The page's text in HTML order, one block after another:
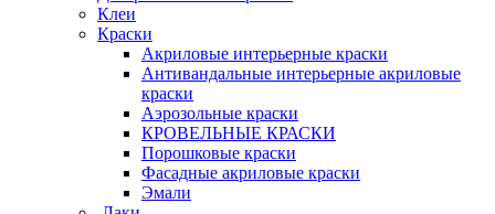
Клеи
Краски
Акриловые интерьерные краски
Антивандальные интерьерные акриловые
краски
Аэрозольные краски
КРОВЕЛЬНЫЕ КРАСКИ
Порошковые краски
Фасадные акриловые краски
Эмали